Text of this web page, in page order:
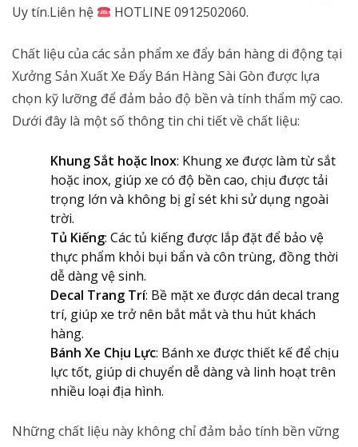
Uy tín.Liên hệ
HOTLINE 0912502060.
Chất liệu của các sản phẩm xe đẩy bán hàng di động tại
Xưởng Sản Xuất Xe Đẩy Bán Hàng Sài Gòn được lựa
chọn kỹ lưỡng để đảm bảo độ bền và tính thẩm mỹ cao.
Dưới đây là một số thông tin chi tiết về chất liệu:
Khung Sắt hoặc Inox: Khung xe được làm từ sắt
hoặc inox, giúp xe có độ bền cao, chịu được tải
trọng lớn và không bị gỉ sét khi sử dụng ngoài
trời.
Tủ Kiếng: Các tủ kiếng được lắp đặt để bảo vệ
thực phẩm khỏi bụi bẩn và côn trùng, đồng thời
dễ dàng vệ sinh.
Decal Trang Trí: Bề mặt xe được dán decal trang
trí, giúp xe trở nên bắt mắt và thu hút khách
hàng.
Bánh Xe Chịu Lực: Bánh xe được thiết kế để chịu
lực tốt, giúp di chuyển dễ dàng và linh hoạt trên
nhiều loại địa hình.
Những chất liệu này không chỉ đảm bảo tính bền vững